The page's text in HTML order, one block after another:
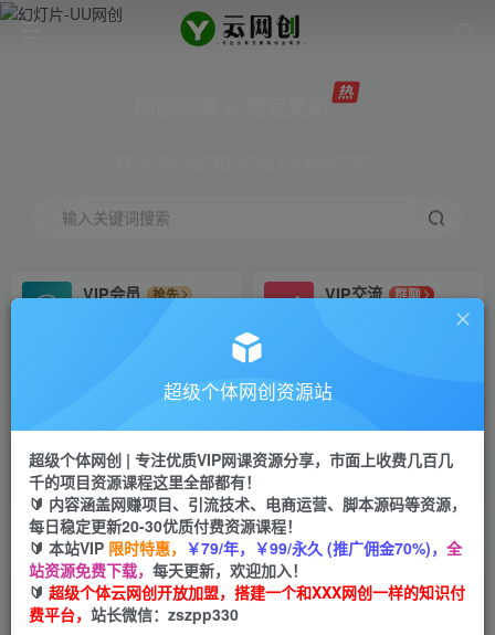
输入关键词搜索
VIP会员
抢先
VIP交流
群聊
研究探讨更多创业项目路子。
会员专属推广链接
招募站长
挂机
项目
脚本卡密
APP下载
GO
首页 创业课程 会员专属 正文
（6930期）最新田园小游戏协议全自动打金项
目，单号收益30+【协议脚本+使用教程】
超级个体网创资源站
超级个体网创 | 专注优质VIP网课资源分享，市面上收费几百几
千的项目资源课程这里全部都有！
🔰 内容涵盖网赚项目、引流技术、电商运营、脚本源码等资源，
每日稳定更新20-30优质付费资源课程！
🔰 本站VIP 限时特惠， ￥79/年，￥99/永久 (推广佣金70%)， 全
站资源免费下载， 每天更新，欢迎加入！
🔰 超级个体云网创开放加盟，搭建一个和XXX网创一样的知识付
费平台， 站长微信：zszpp330